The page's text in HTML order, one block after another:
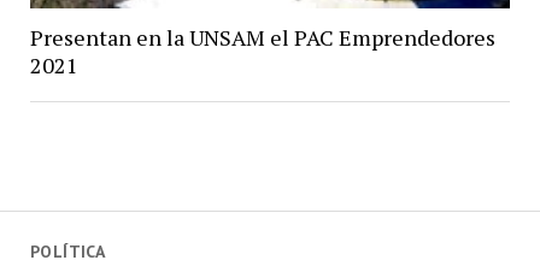
POLÍTICA
Presentan en la UNSAM el PAC Emprendedores
2021